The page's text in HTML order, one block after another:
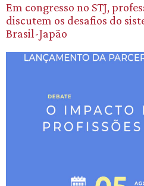
Em congresso no STJ,
discutem os desafios do
Brasil-Japão